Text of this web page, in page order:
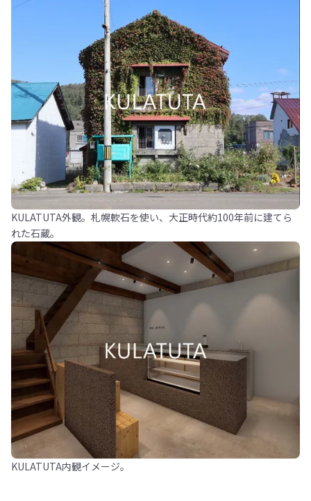
KULATUTA外観。札幌軟石を使い、大正時代約100年前に建てら
れた石蔵。
KULATUTA内観イメージ。